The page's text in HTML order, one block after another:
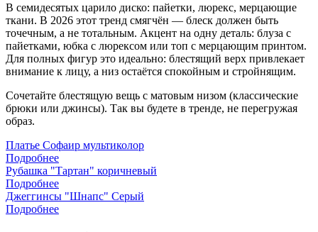
В семидесятых царило диско: пайетки, люрекс, мерцающие
ткани. В 2026 этот тренд смягчён — блеск должен быть
точечным, а не тотальным. Акцент на одну деталь: блуза с
пайетками, юбка с люрексом или топ с мерцающим принтом.
Для полных фигур это идеально: блестящий верх привлекает
внимание к лицу, а низ остаётся спокойным и стройнящим.
Сочетайте блестящую вещь с матовым низом (классические
брюки или джинсы). Так вы будете в тренде, не перегружая
образ.
Платье Софаир мультиколор
Подробнее
Рубашка "Тартан" коричневый
Подробнее
Джеггинсы "Шнапс" Серый
Подробнее